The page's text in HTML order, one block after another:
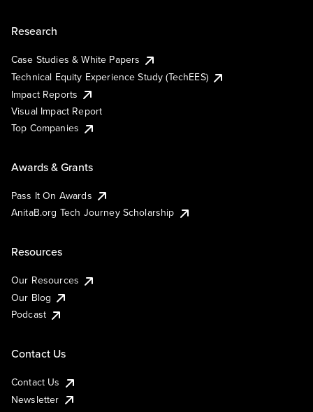
Research
Case Studies & White Papers
Technical Equity Experience Study (TechEES)
Impact Reports
Visual Impact Report
Top Companies
Awards & Grants
Pass It On Awards
AnitaB.org Tech Journey Scholarship
Resources
Our Resources
Our Blog
Podcast
Contact Us
Contact Us
Newsletter